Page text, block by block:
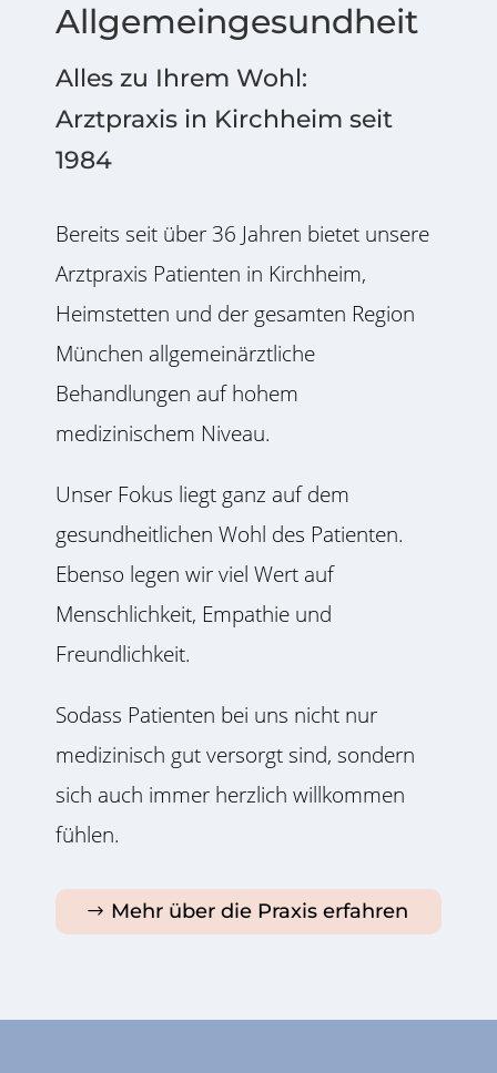
Allgemeingesundheit
Alles zu Ihrem Wohl:
Arztpraxis in Kirchheim seit
1984
Bereits seit über 36 Jahren bietet unsere
Arztpraxis Patienten in Kirchheim,
Heimstetten und der gesamten Region
München allgemeinärztliche
Behandlungen auf hohem
medizinischem Niveau.
Unser Fokus liegt ganz auf dem
gesundheitlichen Wohl des Patienten.
Ebenso legen wir viel Wert auf
Menschlichkeit, Empathie und
Freundlichkeit.
Sodass Patienten bei uns nicht nur
medizinisch gut versorgt sind, sondern
sich auch immer herzlich willkommen
fühlen.
Mehr über die Praxis erfahren